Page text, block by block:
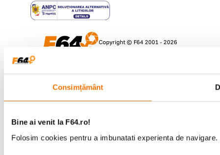
Consimțământ
Bine ai venit la F64.ro!
Folosim cookies pentru a imbunatati experienta de
Copyright © F64 2001 - 2026